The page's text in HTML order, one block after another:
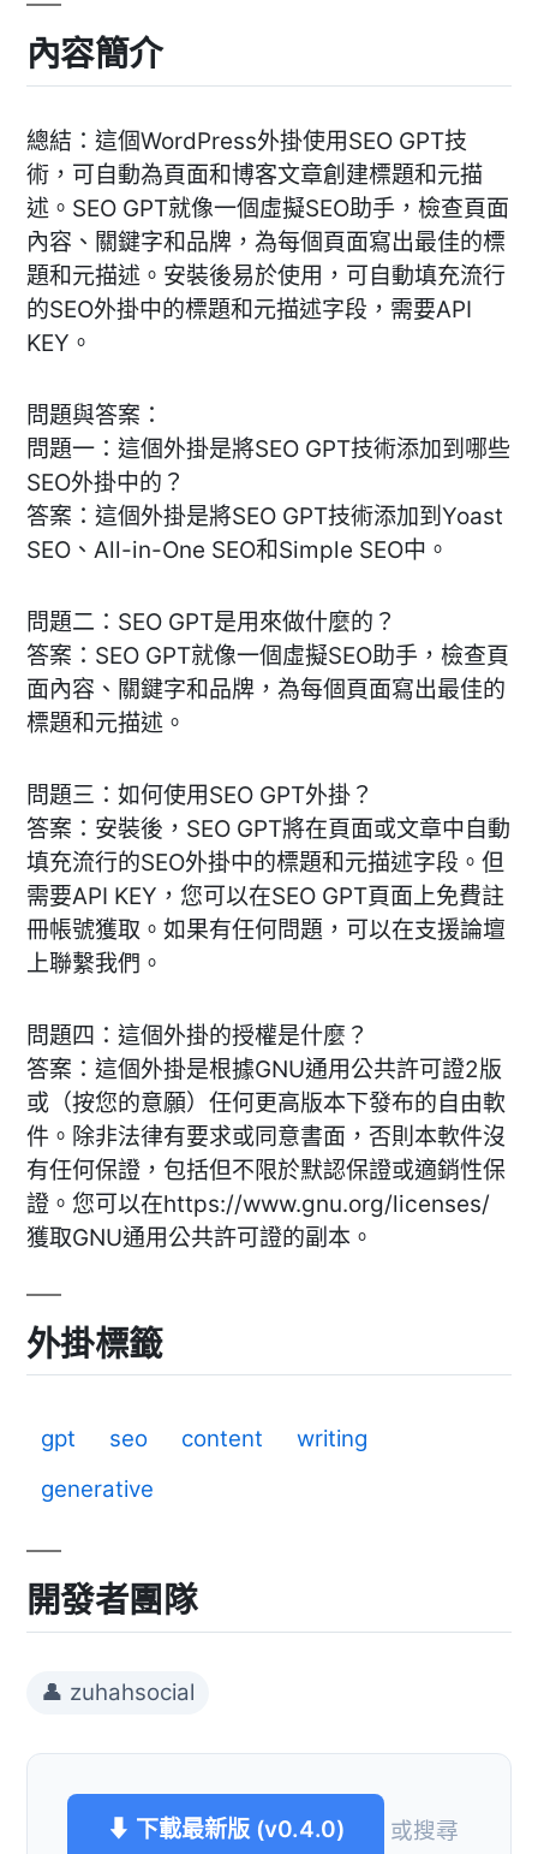
內容簡介
總結：這個WordPress外掛使用SEO GPT技
術，可自動為頁面和博客文章創建標題和元描
述。SEO GPT就像一個虛擬SEO助手，檢查頁面
內容、關鍵字和品牌，為每個頁面寫出最佳的標
題和元描述。安裝後易於使用，可自動填充流行
的SEO外掛中的標題和元描述字段，需要API
KEY。
問題與答案：
問題一：這個外掛是將SEO GPT技術添加到哪些
SEO外掛中的？
答案：這個外掛是將SEO GPT技術添加到Yoast
SEO、All-in-One SEO和Simple SEO中。
問題二：SEO GPT是用來做什麼的？
答案：SEO GPT就像一個虛擬SEO助手，檢查頁
面內容、關鍵字和品牌，為每個頁面寫出最佳的
標題和元描述。
問題三：如何使用SEO GPT外掛？
答案：安裝後，SEO GPT將在頁面或文章中自動
填充流行的SEO外掛中的標題和元描述字段。但
需要API KEY，您可以在SEO GPT頁面上免費註
冊帳號獲取。如果有任何問題，可以在支援論壇
上聯繫我們。
問題四：這個外掛的授權是什麼？
答案：這個外掛是根據GNU通用公共許可證2版
或（按您的意願）任何更高版本下發布的自由軟
件。除非法律有要求或同意書面，否則本軟件沒
有任何保證，包括但不限於默認保證或適銷性保
證。您可以在https://www.gnu.org/licenses/
獲取GNU通用公共許可證的副本。
外掛標籤
gpt seo content
writing
generative
開發者團隊
👤 zuhahsocial
⬇ 下載最新版 (v0.4.0) 或搜尋